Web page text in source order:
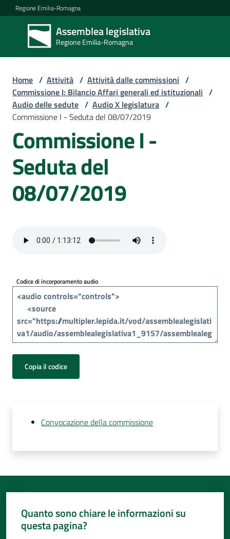
Vai al contenuto
Vai alla navigazione
Vai al footer
Regione Emilia-Romagna
Assemblea legislativa
Regione Emilia-Romagna
Assemblea
legislativa
Regione Emilia-
Assemblea
Attività
Argomenti
Per
cittadini
Home / Attività / Attività dalle commissioni /
Commissione I: Bilancio Affari generali ed istituzionali /
Audio delle sedute / Audio X legislatura /
Commissione I - Seduta del 08/07/2019
Commissione I -
Seduta del
08/07/2019
Codice di incorporamento audio
Copia il codice
Convocazione della commissione
Quanto sono chiare le informazioni su
questa pagina?